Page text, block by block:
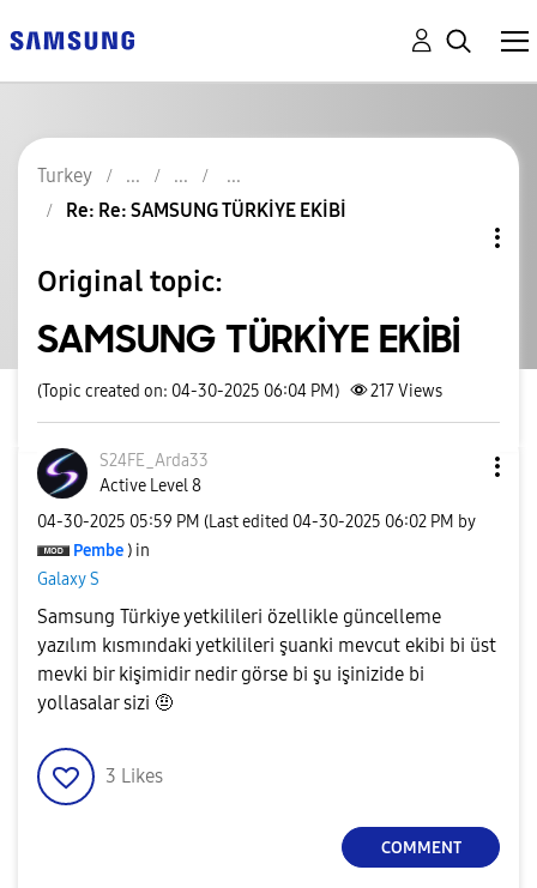
Turkey
Re: Re: SAMSUNG TÜRKİYE EKİBİ
Original topic:
SAMSUNG TÜRKİYE EKİBİ
(Topic created on: 04-30-2025 06:04 PM) 217Views
S24FE_Arda33
Active Level 8
‎04-30-2025 05:59 PM (Last edited ‎04-30-2025 06:02 PM by
Pembe ) in
Galaxy S
Samsung Türkiye yetkilileri özellikle güncelleme
yazılım kısmındaki yetkilileri şuanki mevcut ekibi bi üst
mevki bir kişimidir nedir görse bi şu işinizide bi
yollasalar sizi 🤨
3 Likes
COMMENT